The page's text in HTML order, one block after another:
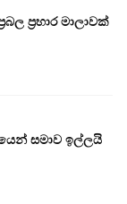
ප්‍රහාර මාලාවක්
සමාව ඉල්ලයි